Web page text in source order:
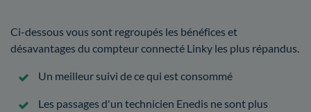
Ci-dessous vous sont regroupés les bénéfices et
désavantages du compteur connecté Linky les plus répandus.
Un meilleur suivi de ce qui est consommé
Les passages d'un technicien Enedis ne sont plus